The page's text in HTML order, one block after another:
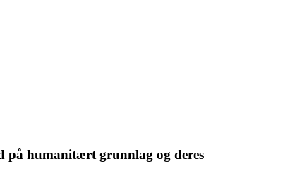
på humanitært grunnlag og deres